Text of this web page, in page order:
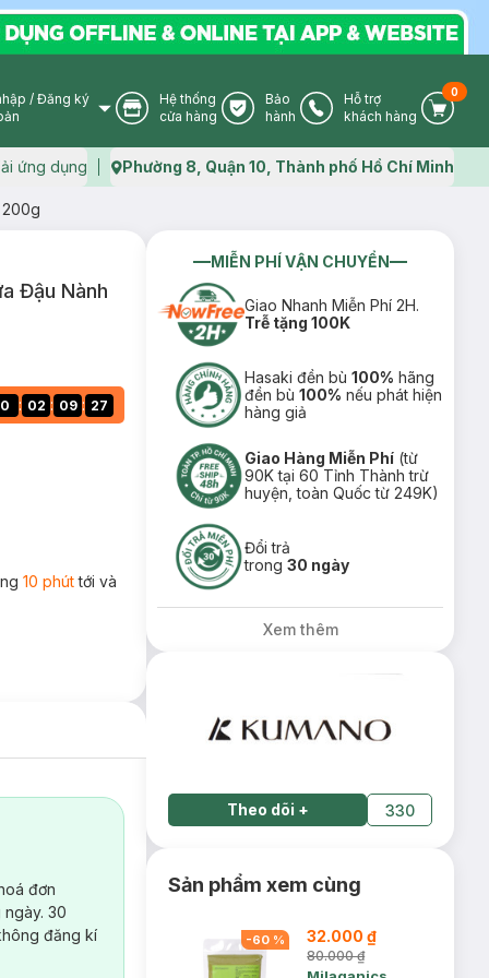
User Icon
/ Đăng ký
Store Icon
Hệ thống
cửa hàng
Warranty Icon
Bảo
hành
Phone Icon
Hỗ trợ
khách hàng
Cart
0
ứng dụng Map icon
Phường 8, Quận 10, Thành phố Hồ Chí Minh
200g
Đậu Nành
0 : 02 : 09 : 26
10 phúttới và
đơn
30
đăng kí
MIỄN PHÍ VẬN CHUYỂN
Giao Nhanh Miễn Phí 2H.
Trễ tặng 100K
Hasaki đền bù100% hãng
đền bù100% nếu phát hiện
hàng giả
Giao Hàng Miễn Phí (từ
90K tại 60 Tỉnh Thành trừ
huyện, toàn Quốc từ 249K)
Đổi trả
trong30 ngày
Xem thêm
Theo dõi + 330
Sản phẩm xem cùng
-60 % 32.000 ₫
80.000 ₫